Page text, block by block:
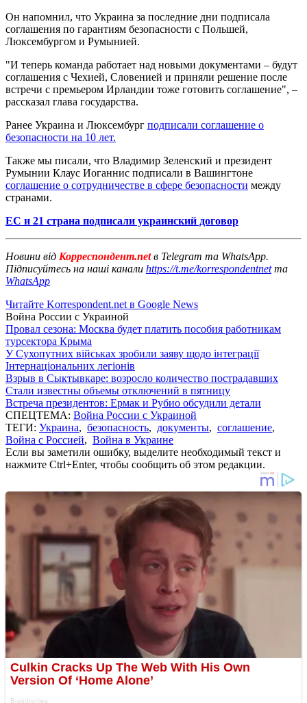
Он напомнил, что Украина за последние дни подписала
соглашения по гарантиям безопасности с Польшей,
Люксембургом и Румынией.
"И теперь команда работает над новыми документами – будут
соглашения с Чехией, Словенией и приняли решение после
встречи с премьером Ирландии тоже готовить соглашение", –
рассказал глава государства.
Ранее Украина и Люксембург подписали соглашение о
безопасности на 10 лет.
Также мы писали, что Владимир Зеленский и президент
Румынии Клаус Иоганнис подписали в Вашингтоне
соглашение о сотрудничестве в сфере безопасности между
странами.
ЕС и 21 страна подписали украинский договор
Новини від Корреспондент.netв Telegram та WhatsApp.
Підписуйтесь на наші канали https://t.me/korrespondentnetта
WhatsApp
Читайте Korrespondent.net в Google News
Война России с Украиной
Провал сезона: Москва будет платить пособия работникам
турсектора Крыма
У Сухопутних військах зробили заяву щодо інтеграції
Інтернаціональних легіонів
Взрыв в Сыктывкаре: возросло количество пострадавших
Стали известны объемы отключений в пятницу
Встреча президентов: Ермак и Рубио обсудили детали
СПЕЦТЕМА: Война России с Украиной
ТЕГИ: Украина, безопасность, документы, соглашение,
Война с Россией, Война в Украине
Если вы заметили ошибку, выделите необходимый текст и
нажмите Ctrl+Enter, чтобы сообщить об этом редакции.